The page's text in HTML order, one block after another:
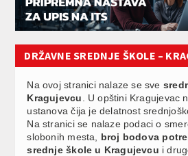
DRŽAVNE SREDNJE ŠKOLE –
Na ovoj stranici nalaze se sve
Kragujevcu . U opštini Kragujevac
ustanova čija je delatnost
Na stranici se nalaze podaci o
slobonih mesta, broj bodova
srednje škole u Kragujevcu i